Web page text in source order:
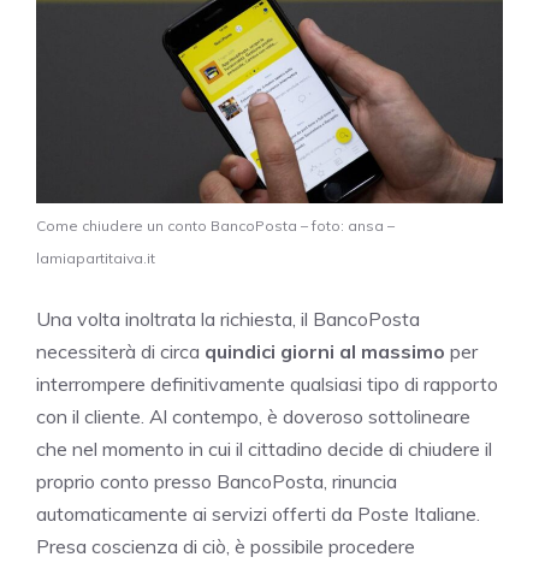
Come chiudere un conto BancoPosta – foto: ansa –
lamiapartitaiva.it
Una volta inoltrata la richiesta, il BancoPosta
necessiterà di circa quindici giorni al massimo per
interrompere definitivamente qualsiasi tipo di rapporto
con il cliente. Al contempo, è doveroso sottolineare
che nel momento in cui il cittadino decide di chiudere il
proprio conto presso BancoPosta, rinuncia
automaticamente ai servizi offerti da Poste Italiane.
Presa coscienza di ciò, è possibile procedere